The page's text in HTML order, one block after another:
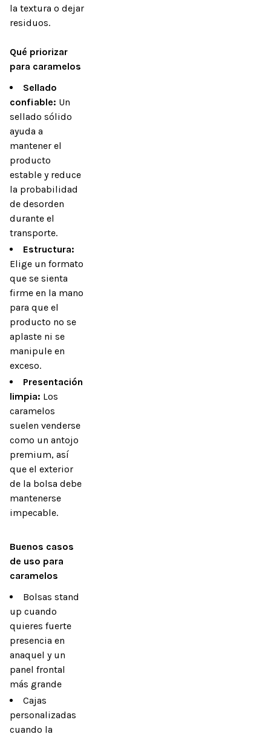
la textura o dejar
residuos.
Qué priorizar
para caramelos
Sellado
confiable: Un
sellado sólido
ayuda a
mantener el
producto
estable y reduce
la probabilidad
de desorden
durante el
transporte.
Estructura:
Elige un formato
que se sienta
firme en la mano
para que el
producto no se
aplaste ni se
manipule en
exceso.
Presentación
limpia: Los
caramelos
suelen venderse
como un antojo
premium, así
que el exterior
de la bolsa debe
mantenerse
impecable.
Buenos casos
de uso para
caramelos
Bolsas stand
up cuando
quieres fuerte
presencia en
anaquel y un
panel frontal
más grande
Cajas
personalizadas
cuando la